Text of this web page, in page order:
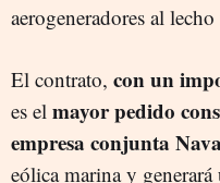
aerogeneradores al
El contrato, con un
es el mayor pedido
empresa conjunta
eólica marina y generará